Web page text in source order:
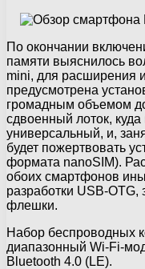
По окончании
памяти выяснилось
mini, для расширения
предусмотрена
громадным объемом
сдвоенный лоток, куда
универсальный, и,
будет пожертвовать
формата nanoSIM).
обоих смартфонов
разработки USB-
флешки.
Набор беспроводных
диапазонный Wi-Fi-
Bluetooth 4.0 (LE).